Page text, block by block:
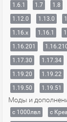
1.6.1
1.7 1.8
1.12.0
1.13.0
1.16.x
1.16.1
1.16.201
1.17.30
1.17.34
1.19.20
1.19.22
1.19.50
1.19.51
Моды и
с 1000лвл c